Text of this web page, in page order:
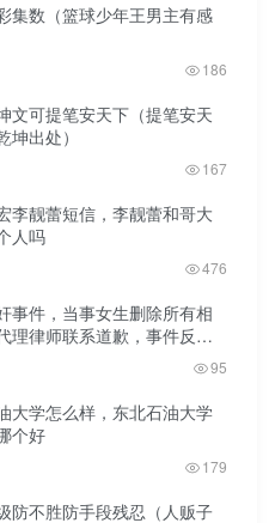
两台OPPO Reno5系列手
状态下画出心形。这是警告
超级甜？
-手势体验-黑屏手势，可以
方账号即可实现。还是很方
集数（篮球少年王男主有感
186
文可提笔安天下（提笔安天
出处）
167
李靓蕾短信，李靓蕾和哥大
人吗
476
事件，当事女生删除所有相
理律师联系道歉，事件反转
95
大学怎么样，东北石油大学
个好
179
防不胜防手段残忍（人贩子